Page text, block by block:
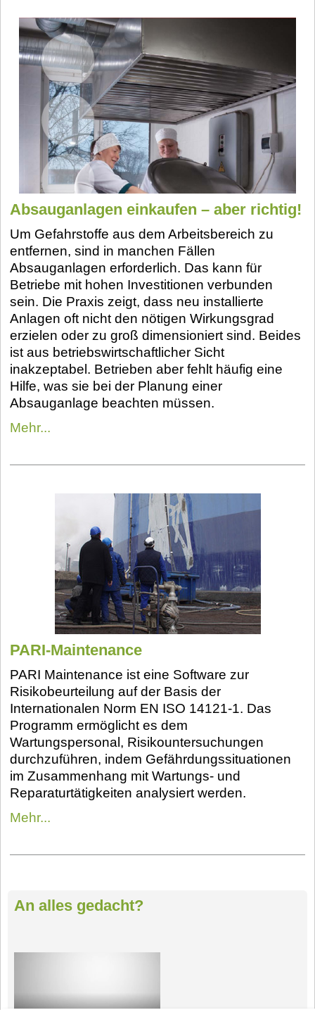
Absauganlagen einkaufen – aber richtig!
Um Gefahrstoffe aus dem Arbeitsbereich zu
entfernen, sind in manchen Fällen
Absauganlagen erforderlich. Das kann für
Betriebe mit hohen Investitionen verbunden
sein. Die Praxis zeigt, dass neu installierte
Anlagen oft nicht den nötigen Wirkungsgrad
erzielen oder zu groß dimensioniert sind. Beides
ist aus betriebswirtschaftlicher Sicht
inakzeptabel. Betrieben aber fehlt häufig eine
Hilfe, was sie bei der Planung einer
Absauganlage beachten müssen.
Mehr...
PARI-Maintenance
PARI Maintenance ist eine Software zur
Risikobeurteilung auf der Basis der
Internationalen Norm EN ISO 14121-1. Das
Programm ermöglicht es dem
Wartungspersonal, Risikountersuchungen
durchzuführen, indem Gefährdungssituationen
im Zusammenhang mit Wartungs- und
Reparaturtätigkeiten analysiert werden.
Mehr...
An alles gedacht?